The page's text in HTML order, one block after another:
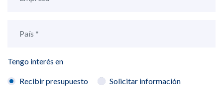
Tengo interés en
Recibir presupuesto Solicitar información